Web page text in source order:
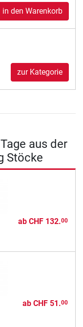
in den Warenkorb
zur Kategorie
aus der
Stöcke
ab CHF 132.00
ab CHF 51.00